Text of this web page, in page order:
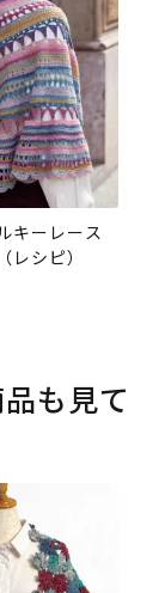
キーレース
レシピ）
も見て